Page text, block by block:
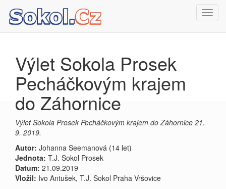
Výlet Sokola Prosek
Pecháčkovým krajem
do Záhornice
Výlet Sokola Prosek Pecháčkovým krajem do Záhornice 21.
9. 2019.
Autor: Johanna Seemanová (14 let)
Jednota: T.J. Sokol Prosek
Datum: 21.09.2019
Vložil: Ivo Antušek, T.J. Sokol Praha Vršovice